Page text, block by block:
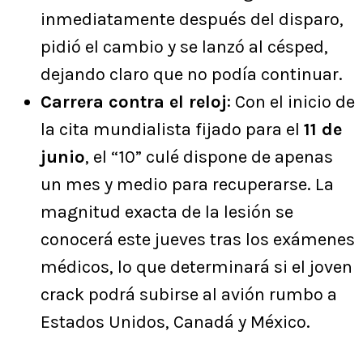
inmediatamente después del disparo,
pidió el cambio y se lanzó al césped,
dejando claro que no podía continuar.
Carrera contra el reloj: Con el inicio de
la cita mundialista fijado para el 11 de
junio, el “10” culé dispone de apenas
un mes y medio para recuperarse. La
magnitud exacta de la lesión se
conocerá este jueves tras los exámenes
médicos, lo que determinará si el joven
crack podrá subirse al avión rumbo a
Estados Unidos, Canadá y México.